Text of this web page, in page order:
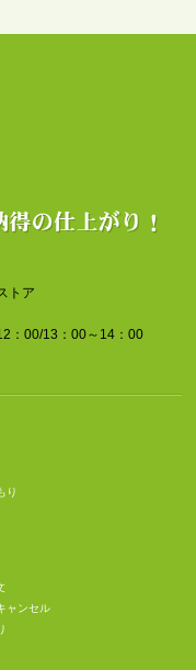
トア
：00/13：00～14：00
り
ャンセル